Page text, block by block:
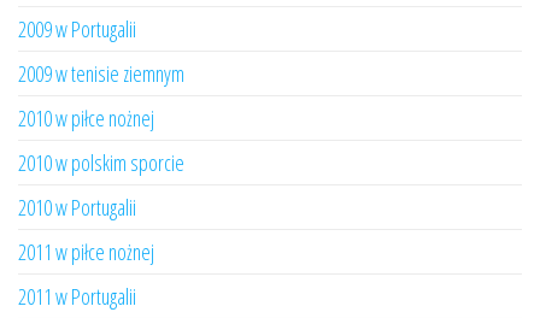
2009 w Portugalii
2009 w tenisie ziemnym
2010 w piłce nożnej
2010 w polskim sporcie
2010 w Portugalii
2011 w piłce nożnej
2011 w Portugalii